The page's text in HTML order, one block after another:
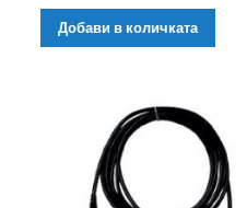
Добави в количката